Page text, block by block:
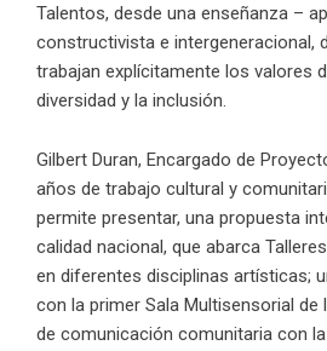
Talentos, desde una enseñanza –
constructivista e intergeneracional,
trabajan explícitamente los valores
diversidad y la inclusión.
Gilbert Duran, Encargado de
años de trabajo cultural y
permite presentar, una propuesta
calidad nacional, que abarca
en diferentes disciplinas artísticas;
con la primer Sala Multisensorial
de comunicación comunitaria con la